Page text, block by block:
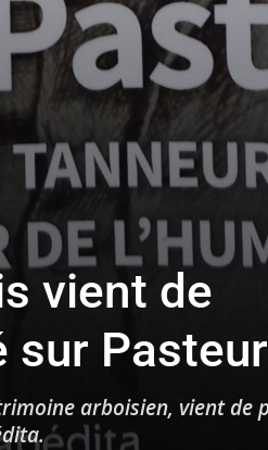
vient de
sur Pasteur
arboisien, vient de